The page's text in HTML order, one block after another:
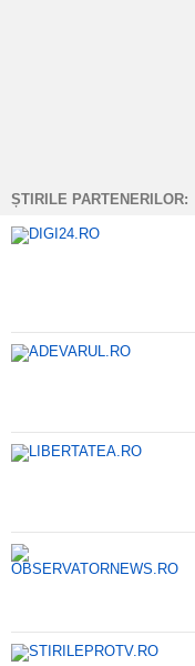
ȘTIRILE PARTENERILOR: